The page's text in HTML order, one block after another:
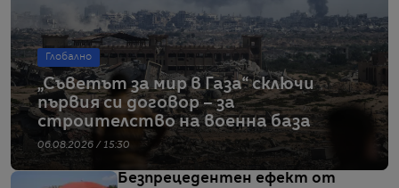
Глобално
„Съветът за мир в Газа“ сключи
първия си договор – за
строителство на военна база
06.08.2026 / 15:30
Безпрецедентен ефект от